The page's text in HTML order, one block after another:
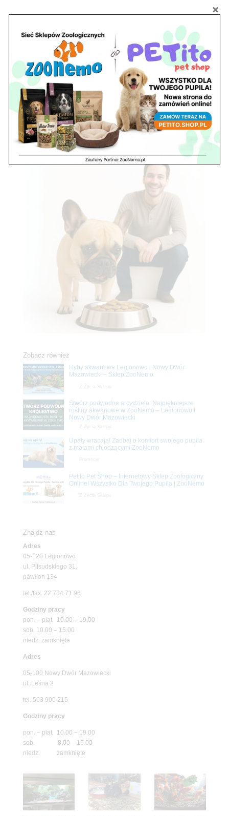
Szukaj
Zobacz również
Ryby akwariowe Legionowo i Nowy Dwór
Mazowiecki – Sklep ZooNemo
Stwórz podwodne arcydzieło: Najpiękniejsze
rośliny akwariowe w ZooNemo – Legionowo i
Nowy Dwór Mazowiecki
Upały wracają! Zadbaj o komfort swojego pupila
z matami chłodzącymi ZooNemo
Petito Pet Shop – Internetowy Sklep Zoologiczny
Online! Wszystko Dla Twojego Pupila | ZooNemo
Znajdź nas
Adres
05-120 Legionowo
ul. Piłsudskiego 31,
pawilon 134
tel./fax. 22 784 71 96
Godziny pracy
pon. – piąt. 10.00 – 19.00
sob. 10.00 – 15.00
niedz. zamknięte
Adres
05-100 Nowy Dwór Mazowiecki
ul. Leśna 2
tel. 503 900 215
Godziny pracy
pon. – piąt. 10.00 – 19.00
sob. 8.00 – 15.00
niedz. zamknięte